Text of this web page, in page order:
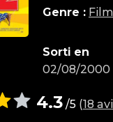
Genre :
Sorti en
02/08/2000
4.3/5 (18